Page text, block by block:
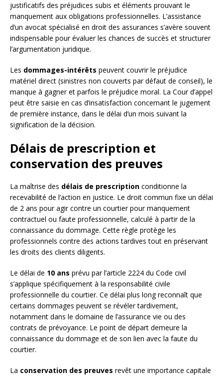
justificatifs des préjudices subis et éléments prouvant le
manquement aux obligations professionnelles. L’assistance
d’un avocat spécialisé en droit des assurances s’avère souvent
indispensable pour évaluer les chances de succès et structurer
l’argumentation juridique.
Les dommages-intérêts peuvent couvrir le préjudice
matériel direct (sinistres non couverts par défaut de conseil), le
manque à gagner et parfois le préjudice moral. La Cour d’appel
peut être saisie en cas d’insatisfaction concernant le jugement
de première instance, dans le délai d’un mois suivant la
signification de la décision.
Délais de prescription et
conservation des preuves
La maîtrise des délais de prescription conditionne la
recevabilité de l’action en justice. Le droit commun fixe un délai
de 2 ans pour agir contre un courtier pour manquement
contractuel ou faute professionnelle, calculé à partir de la
connaissance du dommage. Cette règle protège les
professionnels contre des actions tardives tout en préservant
les droits des clients diligents.
Le délai de 10 ans prévu par l’article 2224 du Code civil
s’applique spécifiquement à la responsabilité civile
professionnelle du courtier. Ce délai plus long reconnaît que
certains dommages peuvent se révéler tardivement,
notamment dans le domaine de l’assurance vie ou des
contrats de prévoyance. Le point de départ demeure la
connaissance du dommage et de son lien avec la faute du
courtier.
La conservation des preuves revêt une importance capitale